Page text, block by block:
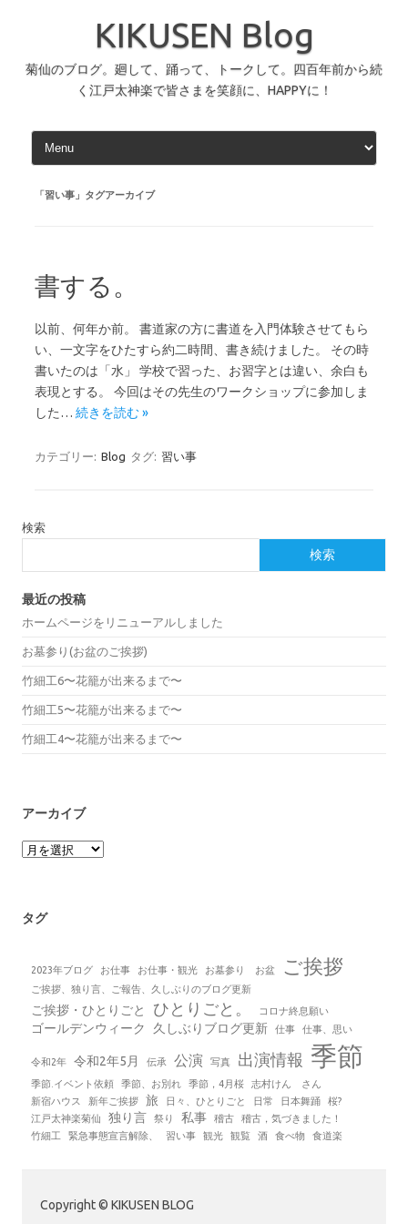
へ
KIKUSEN Blog
菊仙のブログ。廻して、踊って、トークして。四百年前から続
く江戸太神楽で皆さまを笑顔に、HAPPYに！
「習い事 」タグアーカイブ
書する。
以前、何年か前。 書道家の方に書道を入門体験させてもら
い、一文字をひたすら約二時間、書き続けました。 その時
書いたのは「水」 学校で習った、お習字とは違い、余白も
表現とする。 今回はその先生のワークショップに参加しま
した… 続きを読む »
カテゴリー: Blog タグ: 習い事
検索
検索
最近の投稿
ホームページをリニューアルしました
お墓参り(お盆のご挨拶)
竹細工6〜花籠が出来るまで〜
竹細工5〜花籠が出来るまで〜
竹細工4〜花籠が出来るまで〜
アーカイブ
ア
ブ
タグ
2023年ブログ お仕事 お仕事・観光 お墓参り お盆 ご挨拶
ご挨拶、独り言、ご報告、久しぶりのブログ更新
ご挨拶・ひとりごと ひとりごと。 コロナ終息願い
ゴールデンウィーク 久しぶりブログ更新 仕事 仕事、思い
令和2年 令和2年5月 伝承 公演 写真 出演情報 季節
季節.イベント依頼 季節、お別れ 季節，4月桜
志村けん さん
新宿ハウス
新年ご挨拶 旅 日々、ひとりごと 日常 日本舞踊
桜?
江戸太神楽菊仙
独り言 祭り 私事 稽古
稽古，気づきました！
竹細工
緊急事態宣言解除、 習い事 観光 観覧 酒 食べ物 食道楽
Copyright © KIKUSEN BLOG